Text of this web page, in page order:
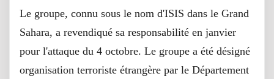
Le groupe, connu sous le nom d'ISIS dans le Grand
Sahara, a revendiqué sa responsabilité en janvier
pour l'attaque du 4 octobre. Le groupe a été désigné
organisation terroriste étrangère par le Département